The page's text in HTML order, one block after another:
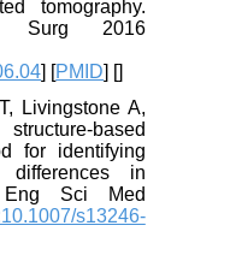
tomography.
Surg 2016
] [PMID] [
Livingstone A,
based
for identifying
differences in
Eng Sci Med
s13246-